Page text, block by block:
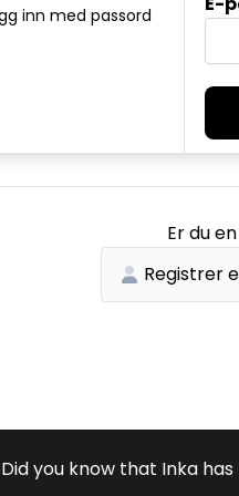
inn med passord
Er du
Registrer
Did you know that Inka